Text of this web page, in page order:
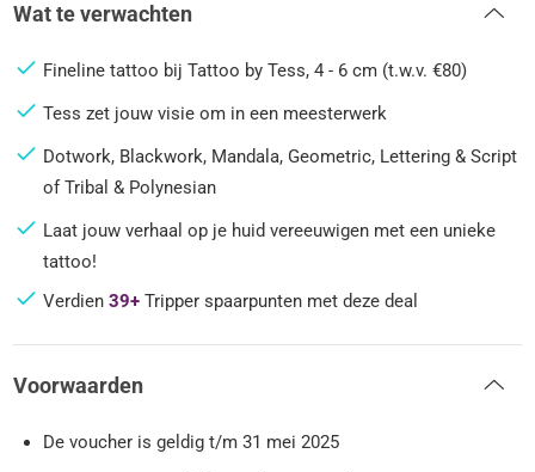
Wat te verwachten
Fineline tattoo bij Tattoo by Tess, 4 - 6 cm (t.w.v. €80)
Tess zet jouw visie om in een meesterwerk
Dotwork, Blackwork, Mandala, Geometric, Lettering & Script
of Tribal & Polynesian
Laat jouw verhaal op je huid vereeuwigen met een unieke
tattoo!
Verdien39+ Tripper spaarpunten met deze deal
Voorwaarden
De voucher is geldig t/m 31 mei 2025